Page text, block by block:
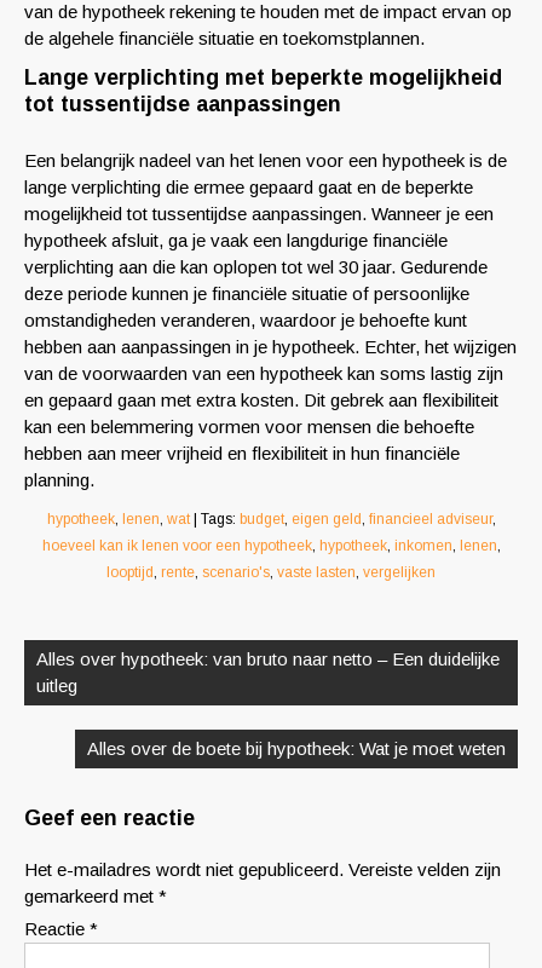
van de hypotheek rekening te houden met de impact ervan op
de algehele financiële situatie en toekomstplannen.
Lange verplichting met beperkte mogelijkheid
tot tussentijdse aanpassingen
Een belangrijk nadeel van het lenen voor een hypotheek is de
lange verplichting die ermee gepaard gaat en de beperkte
mogelijkheid tot tussentijdse aanpassingen. Wanneer je een
hypotheek afsluit, ga je vaak een langdurige financiële
verplichting aan die kan oplopen tot wel 30 jaar. Gedurende
deze periode kunnen je financiële situatie of persoonlijke
omstandigheden veranderen, waardoor je behoefte kunt
hebben aan aanpassingen in je hypotheek. Echter, het wijzigen
van de voorwaarden van een hypotheek kan soms lastig zijn
en gepaard gaan met extra kosten. Dit gebrek aan flexibiliteit
kan een belemmering vormen voor mensen die behoefte
hebben aan meer vrijheid en flexibiliteit in hun financiële
planning.
hypotheek, lenen, wat | Tags: budget, eigen geld, financieel adviseur,
hoeveel kan ik lenen voor een hypotheek, hypotheek, inkomen, lenen,
looptijd, rente, scenario's, vaste lasten, vergelijken
Alles over hypotheek: van bruto naar netto – Een duidelijke
uitleg
Alles over de boete bij hypotheek: Wat je moet weten
Geef een reactie
Het e-mailadres wordt niet gepubliceerd. Vereiste velden zijn
gemarkeerd met *
Reactie *